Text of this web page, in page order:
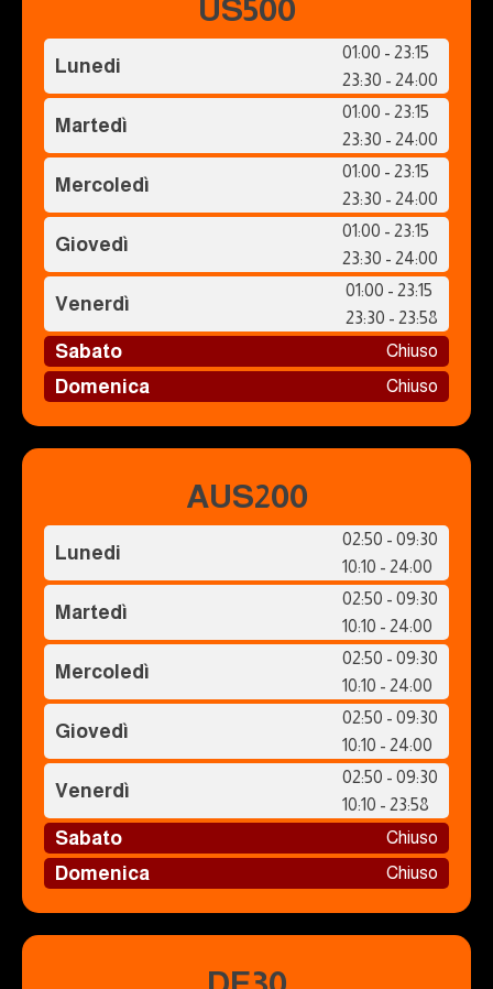
US500
Lunedi
01:00 - 23:15
23:30 - 24:00
Martedì
01:00 - 23:15
23:30 - 24:00
Mercoledì
01:00 - 23:15
23:30 - 24:00
Giovedì
01:00 - 23:15
23:30 - 24:00
Venerdì
01:00 - 23:15
23:30 - 23:58
Sabato Chiuso
Domenica Chiuso
AUS200
Lunedi
02:50 - 09:30
10:10 - 24:00
Martedì
02:50 - 09:30
10:10 - 24:00
Mercoledì
02:50 - 09:30
10:10 - 24:00
Giovedì
02:50 - 09:30
10:10 - 24:00
Venerdì
02:50 - 09:30
10:10 - 23:58
Sabato Chiuso
Domenica Chiuso